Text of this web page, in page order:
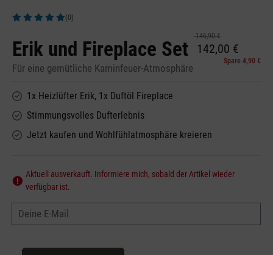
(0)
Erik und Fireplace Set
Für eine gemütliche Kaminfeuer-Atmosphäre
146,90 €
142,00 €
Spare 4,90 €
1x Heizlüfter Erik, 1x Duftöl Fireplace
Stimmungsvolles Dufterlebnis
Jetzt kaufen und Wohlfühlatmosphäre kreieren
Aktuell ausverkauft. Informiere mich, sobald der Artikel wieder
verfügbar ist.
Deine E-Mail